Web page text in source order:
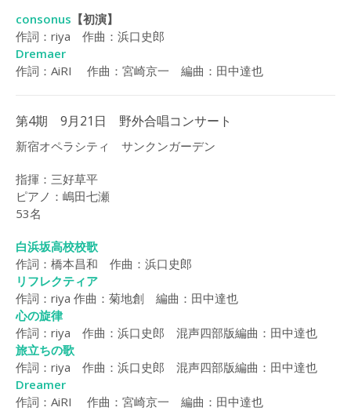
consonus 【初演】
作詞：riya 作曲：浜口史郎
Dremaer
作詞：AiRI 作曲：宮崎京一 編曲：田中達也
第4期 9月21日 野外合唱コンサート
新宿オペラシティ サンクンガーデン
指揮：三好草平
ピアノ：嶋田七瀬
53名
白浜坂高校校歌
作詞：橋本昌和 作曲：浜口史郎
リフレクティア
作詞：riya 作曲：菊地創 編曲：田中達也
心の旋律
作詞：riya 作曲：浜口史郎 混声四部版編曲：田中達也
旅立ちの歌
作詞：riya 作曲：浜口史郎 混声四部版編曲：田中達也
Dreamer
作詞：AiRI 作曲：宮崎京一 編曲：田中達也